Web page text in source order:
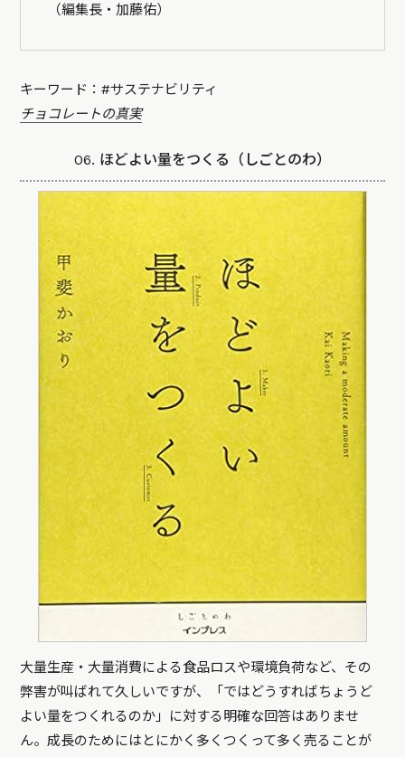
（編集長・加藤佑）
キーワード：#サステナビリティ
チョコレートの真実
06. ほどよい量をつくる（しごとのわ）
大量生産・大量消費による食品ロスや環境負荷など、その
弊害が叫ばれて久しいですが、「ではどうすればちょうど
よい量をつくれるのか」に対する明確な回答はありませ
ん。成長のためにはとにかく多くつくって多く売ることが